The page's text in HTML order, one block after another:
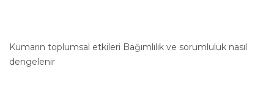
Kumarın toplumsal etkileri Bağımlılık ve sorumluluk nasıl
dengelenir